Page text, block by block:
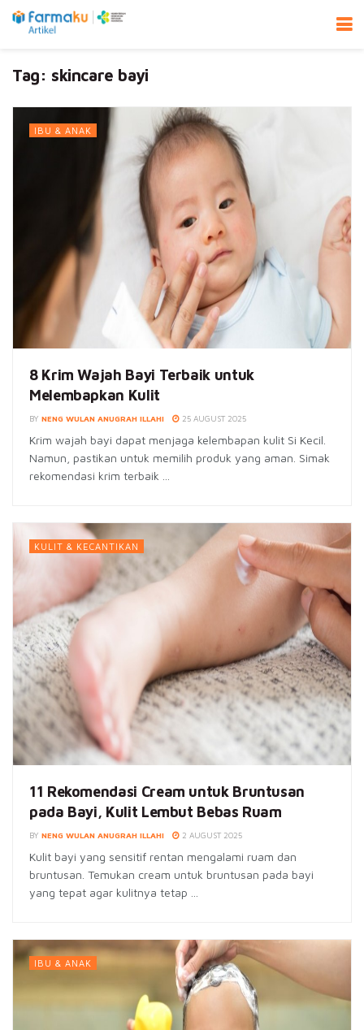
Tag: skincare bayi
IBU & ANAK
8 Krim Wajah Bayi Terbaik untuk
Melembapkan Kulit
BY NENG WULAN ANUGRAH ILLAHI 25 AUGUST 2025
Krim wajah bayi dapat menjaga kelembapan kulit Si Kecil.
Namun, pastikan untuk memilih produk yang aman. Simak
rekomendasi krim terbaik ...
KULIT & KECANTIKAN
11 Rekomendasi Cream untuk Bruntusan
pada Bayi, Kulit Lembut Bebas Ruam
BY NENG WULAN ANUGRAH ILLAHI 2 AUGUST 2025
Kulit bayi yang sensitif rentan mengalami ruam dan
bruntusan. Temukan cream untuk bruntusan pada bayi
yang tepat agar kulitnya tetap ...
IBU & ANAK